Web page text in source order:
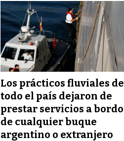
Los prácticos fluviales de
todo el país dejaron de
prestar servicios a bordo
de cualquier buque
argentino o extranjero